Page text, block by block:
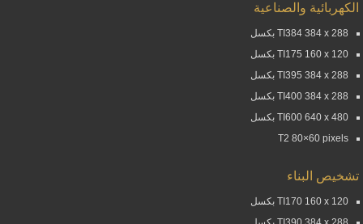
الكهربائية والصناعية
TI384 384 x 288 بكسل
TI175 160 x 120 بكسل
TI395 384 x 288 بكسل
TI400 384 x 288 بكسل
TI600 640 x 480 بكسل
T2 80×60 pixels
تشخيص البناء
TI170 160 x 120 بكسل